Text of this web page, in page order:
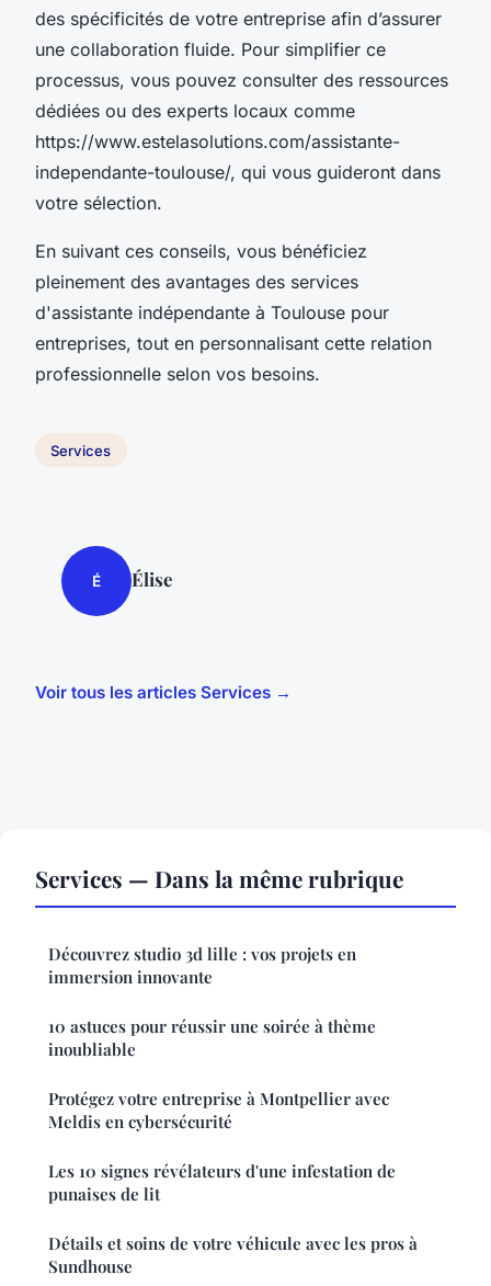
des spécificités de votre entreprise afin d’assurer
une collaboration fluide. Pour simplifier ce
processus, vous pouvez consulter des ressources
dédiées ou des experts locaux comme
https://www.estelasolutions.com/assistante-
independante-toulouse/, qui vous guideront dans
votre sélection.
En suivant ces conseils, vous bénéficiez
pleinement des avantages des services
d'assistante indépendante à Toulouse pour
entreprises, tout en personnalisant cette relation
professionnelle selon vos besoins.
Services
É Élise
Voir tous les articles Services →
Services — Dans la même rubrique
Découvrez studio 3d lille : vos projets en
immersion innovante
10 astuces pour réussir une soirée à thème
inoubliable
Protégez votre entreprise à Montpellier avec
Meldis en cybersécurité
Les 10 signes révélateurs d'une infestation de
punaises de lit
Détails et soins de votre véhicule avec les pros à
Sundhouse